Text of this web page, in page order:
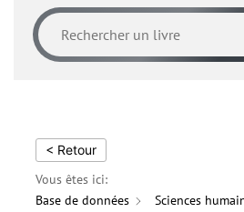
< Retour
Vous êtes ici:
Base de données
Sciences